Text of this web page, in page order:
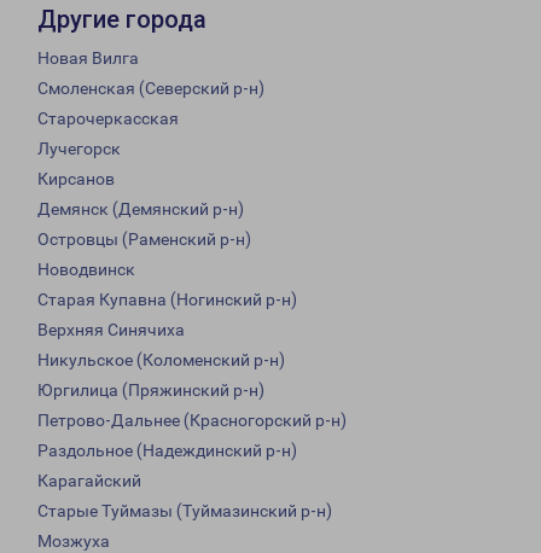
Другие города
Новая Вилга
Смоленская (Северский р-н)
Старочеркасская
Лучегорск
Кирсанов
Демянск (Демянский р-н)
Островцы (Раменский р-н)
Новодвинск
Старая Купавна (Ногинский р-н)
Верхняя Синячиха
Никульское (Коломенский р-н)
Юргилица (Пряжинский р-н)
Петрово-Дальнее (Красногорский р-н)
Раздольное (Надеждинский р-н)
Карагайский
Старые Туймазы (Туймазинский р-н)
Мозжуха